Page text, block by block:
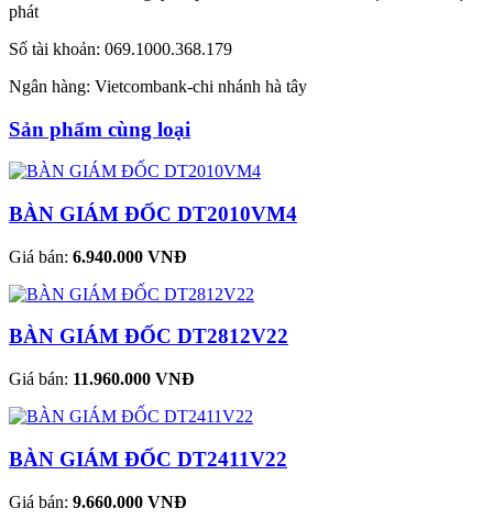
phát
Số tài khoản: 069.1000.368.179
Ngân hàng: Vietcombank-chi nhánh hà tây
Sản phẩm cùng loại
BÀN GIÁM ĐỐC DT2010VM4
Giá bán: 6.940.000 VNĐ
BÀN GIÁM ĐỐC DT2812V22
Giá bán: 11.960.000 VNĐ
BÀN GIÁM ĐỐC DT2411V22
Giá bán: 9.660.000 VNĐ